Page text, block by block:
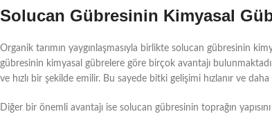
Solucan Gübresinin Kimyasal
Organik tarımın yaygınlaşmasıyla birlikte solucan gübresinin
gübresinin kimyasal gübrelere göre birçok avantajı
ve hızlı bir şekilde emilir. Bu sayede bitki gelişimi hızlanır ve daha
Diğer bir önemli avantajı ise solucan gübresinin toprağın